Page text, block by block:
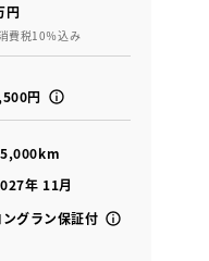
円
費税10％込み
円
年 11月
ングラン保証付